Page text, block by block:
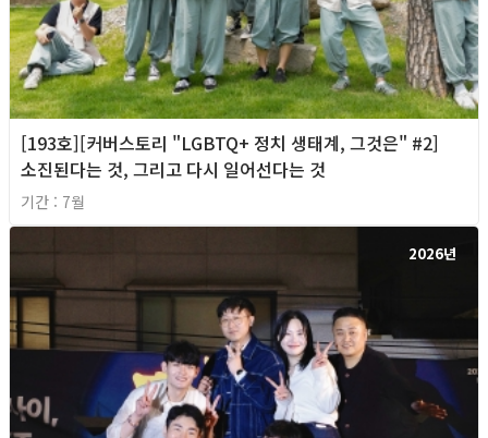
[193호][커버스토리 "LGBTQ+ 정치 생태계, 그것은" #2]
소진된다는 것, 그리고 다시 일어선다는 것
기간 : 7월
2026년